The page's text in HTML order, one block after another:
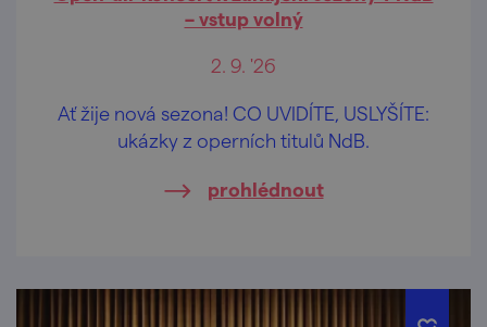
– vstup volný
2. 9. '26
Ať žije nová sezona! CO UVIDÍTE, USLYŠÍTE:
ukázky z operních titulů NdB.
prohlédnout